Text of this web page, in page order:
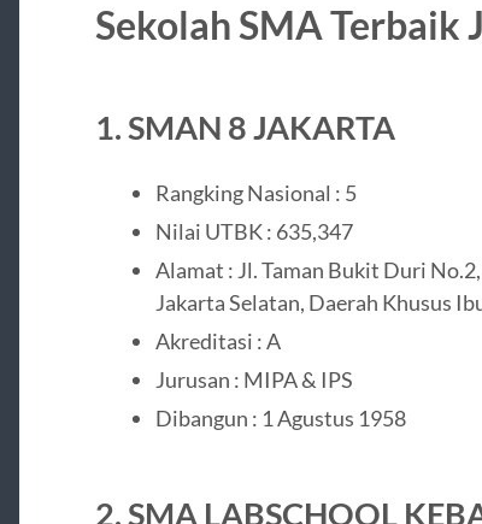
Sekolah SMA Terbaik
1. SMAN 8 JAKARTA
Rangking Nasional : 5
Nilai UTBK : 635,347
Alamat : Jl. Taman Bukit Duri
Jakarta Selatan, Daerah Khusus
Akreditasi : A
Jurusan : MIPA & IPS
Dibangun : 1 Agustus 1958
2. SMA LABSCHOOL